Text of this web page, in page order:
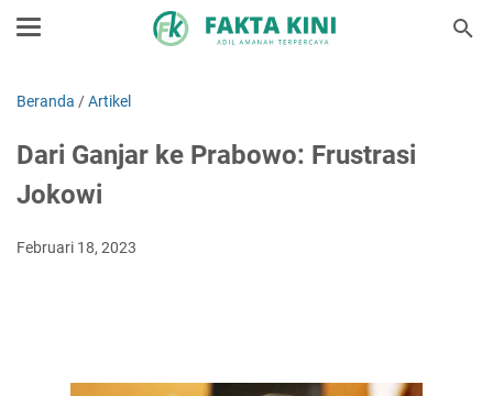
Beranda /Artikel
Dari Ganjar ke Prabowo: Frustrasi
Jokowi
Februari 18, 2023